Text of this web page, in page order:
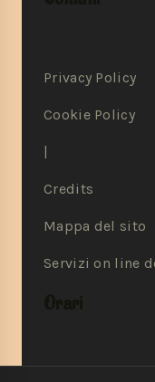
Privacy Policy
Cookie Policy
|
Credits
Mappa del sito
Servizi on line